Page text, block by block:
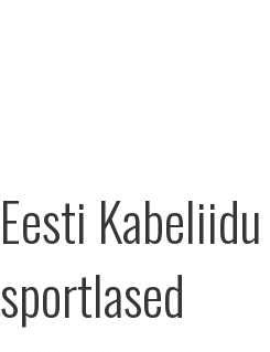
Eesti
sportlased